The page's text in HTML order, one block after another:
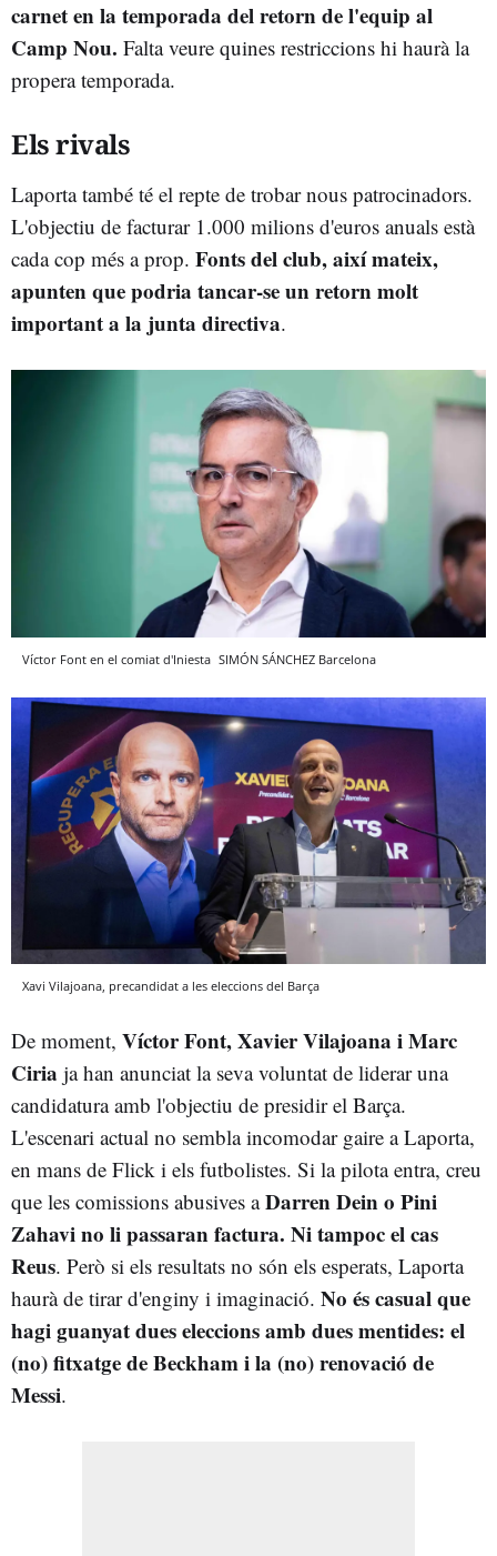
carnet en la temporada del retorn de l'equip al
Camp Nou. Falta veure quines restriccions hi haurà la
propera temporada.
Els rivals
Laporta també té el repte de trobar nous patrocinadors.
L'objectiu de facturar 1.000 milions d'euros anuals està
cada cop més a prop. Fonts del club, així mateix,
apunten que podria tancar-se un retorn molt
important a la junta directiva.
Víctor Font en el comiat d'Iniesta SIMÓN SÁNCHEZ Barcelona
Xavi Vilajoana, precandidat a les eleccions del Barça
De moment, Víctor Font, Xavier Vilajoana i Marc
Ciria ja han anunciat la seva voluntat de liderar una
candidatura amb l'objectiu de presidir el Barça.
L'escenari actual no sembla incomodar gaire a Laporta,
en mans de Flick i els futbolistes. Si la pilota entra, creu
que les comissions abusives aDarren Dein o Pini
Zahavi no li passaran factura. Ni tampoc el cas
Reus. Però si els resultats no són els esperats, Laporta
haurà de tirar d'enginy i imaginació. No és casual que
hagi guanyat dues eleccions amb dues mentides: el
(no) fitxatge de Beckham i la (no) renovació de
Messi.